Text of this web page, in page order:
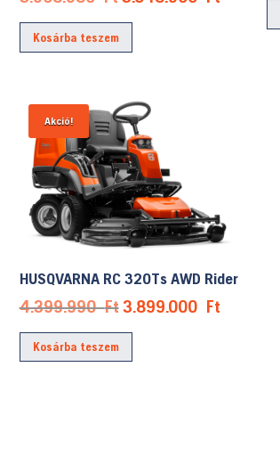
Ft.
price
Kosárba teszem
Akció!
HUSQVARNA RC 320Ts AWD Rider
4.399.990FtOriginal
price
3.899.000 FtCurrent
Kosárba teszem